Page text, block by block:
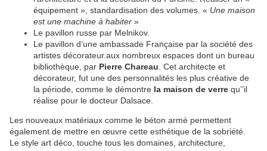
équipement », standardisation des volumes. « Une maison
est une machine à habiter »
Le pavillon russe par Melnikov.
Le pavillon d’une ambassade Française par la société des
artistes décorateur.aux nombreux espaces dont un bureau
bibliothèque, par Pierre Chareau . Cet architecte et
décorateur, fut une des personnalités les plus créative de
la période, comme le démontre la maison de verre qu’’il
réalise pour le docteur Dalsace.
Les nouveaux matériaux comme le béton armé permettent
également de mettre en œuvre cette esthétique de la sobriété.
Le style art déco, touche tous les domaines, architecture,